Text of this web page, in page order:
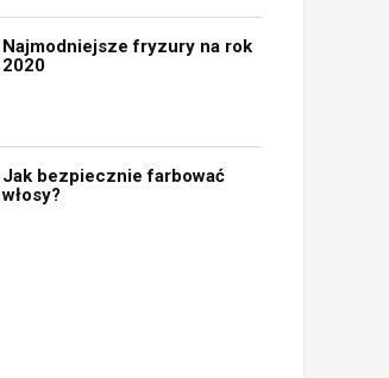
Najmodniejsze fryzury na rok
2020
Jak bezpiecznie farbować
włosy?